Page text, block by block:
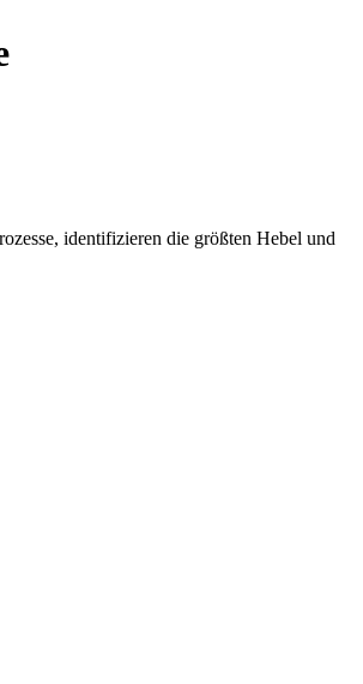
identifizieren die größten Hebel und